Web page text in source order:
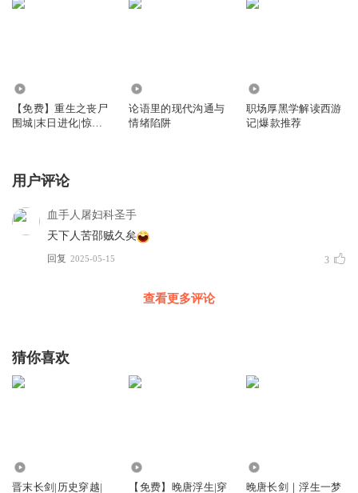
【免费】重生之丧尸
围城|末日进化|惊险
论语里的现代沟通与
情绪陷阱
职场厚黑学解读西游
记|爆款推荐
用户评论
血手人屠妇科圣手
天下人苦邵贼久矣
回复 2025-05-15 3
查看更多评论
猜你喜欢
晋末长剑|历史穿越|
【免费】晚唐浮生|穿
晚唐长剑｜浮生一梦